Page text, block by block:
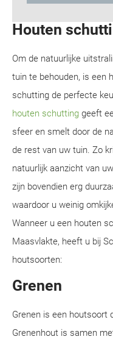
Houten
Om de natuurlijke
tuin te behouden, is een
schutting de perfecte
houten schutting geeft
sfeer en smelt door de
de rest van uw tuin. Zo
natuurlijk aanzicht van
zijn bovendien erg
waardoor u weinig
Wanneer u een houten
Maasvlakte, heeft u bij
houtsoorten:
Grenen
Grenen is een houtsoort
Grenenhout is samen